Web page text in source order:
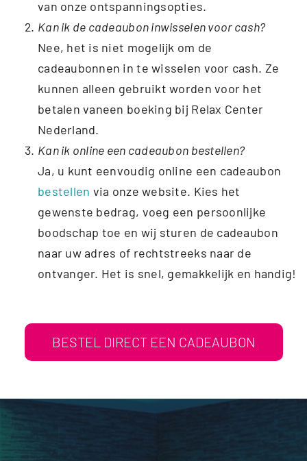
van onze ontspanningsopties.
Kan ik de cadeaubon inwisselen voor cash?
Nee, het is niet mogelijk om de
cadeaubonnen in te wisselen voor cash. Ze
kunnen alleen gebruikt worden voor het
betalen vaneen boeking bij Relax Center
Nederland.
Kan ik online een cadeaubon bestellen?
Ja, u kunt eenvoudig online een cadeaubon
bestellen via onze website. Kies het
gewenste bedrag, voeg een persoonlijke
boodschap toe en wij sturen de cadeaubon
naar uw adres of rechtstreeks naar de
ontvanger. Het is snel, gemakkelijk en handig!
BESTEL DIRECT EEN CADEAUBON